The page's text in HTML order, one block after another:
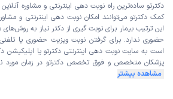
دکترتو ساده‌ترین راه نوبت‌ دهی اینترنتی و مشاوره
کمک دکترتو می‌توانند امکان نوبت دهی اینترنتی و
این ترتیب بیمار برای نوبت گیری از دکتر نیاز به
حضوری ندارد. برای گرفتن نوبت ویزیت حضوری یا تلفنی
است به سایت نوبت دهی اینترنتی دکترتو یا اپلیکیشن
پزشکان متخصص و فوق تخصص دکترتو در زمان
مشاهده بیشتر